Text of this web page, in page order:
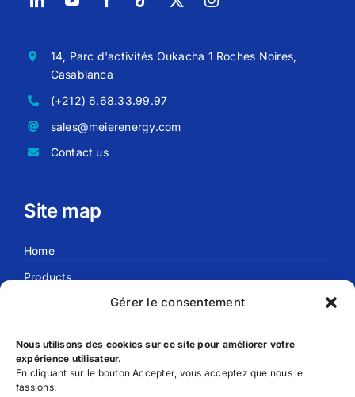
Gérer le consentement
Nous utilisons des cookies sur ce site pour améliorer votre
expérience utilisateur.
En cliquant sur le bouton Accepter, vous acceptez que nous le
fassions.
14, Parc d'activités Oukacha 1 Roches Noires,
Casablanca
(+212) 6.68.33.99.97
sales@meierenergy.com
Contact us
Site map
Home
Products
Useful links